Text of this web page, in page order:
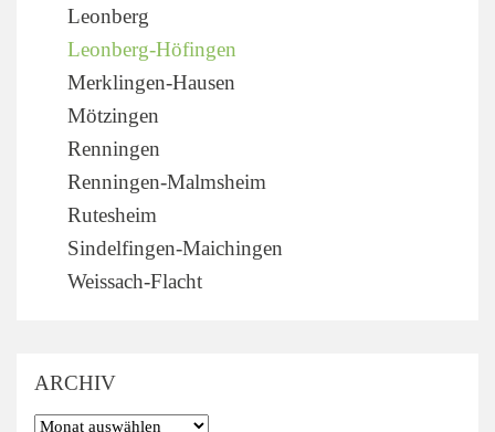
Leonberg
Leonberg-Höfingen
Merklingen-Hausen
Mötzingen
Renningen
Renningen-Malmsheim
Rutesheim
Sindelfingen-Maichingen
Weissach-Flacht
ARCHIV